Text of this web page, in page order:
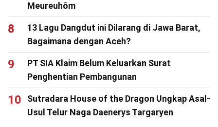
Meureuhôm
13 Lagu Dangdut ini Dilarang di Jawa Barat,
Bagaimana dengan Aceh?
PT SIA Klaim Belum Keluarkan Surat
Penghentian Pembangunan
Sutradara House of the Dragon Ungkap Asal-
Usul Telur Naga Daenerys Targaryen